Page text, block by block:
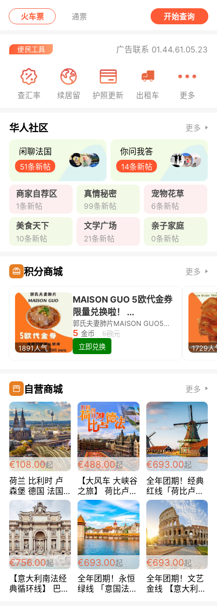
火车票 通票 开始查询
广告联系 01.44.61.05.23
查汇率 续居留 护照更新 出租车 更多
华人社区 更多
闲聊法国
51条新帖
你问我答
14条新帖
商家自荐区
1条新帖
真情秘密
99条新帖
宠物花草
6条新帖
美食天下
10条新帖
文学广场
21条新帖
亲子家庭
0条新帖
积分商城 更多
1891人气
MAISON GUO 5欧代金券
限量兑换啦！ ...
郭氏夫妻肺片MAISON GUO5欧代金券限量兑换啦！
5 金币
5欧元
立即兑换
1729人
自营商城 更多
€108.00起
荷兰 比利时 卢
森堡 德国 法国
超爽玩遍西欧 循
环线 全程四星宾
馆 108欧/人/天
€488.00起
【大风车 大峡谷
之旅】 荷比卢德
法 巴黎上下 经
典五国四日游
488欧/人
€693.00起
全年团期！经典
红线「荷比卢德
法」七天循环 五
国 仅售99欧/人/
天！巴黎上下！
包拼房~
€756.00起
【意大利南法经
典循环线】 巴黎
€693.00起
全年团期！永恒
绿线 「意国法
€693.00起
全年团期！文艺
金线 【意大利一